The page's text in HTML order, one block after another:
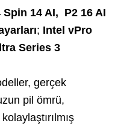
14 AI, P2 16 AI
; Intel vPro
Series 3
gerçek
pil ömrü,